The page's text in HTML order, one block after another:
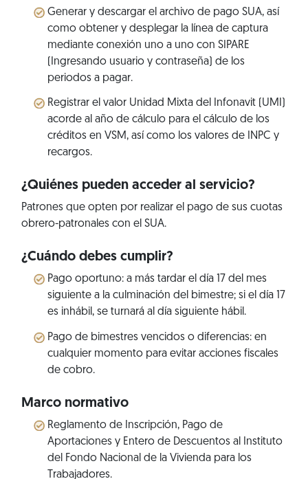
Generar y descargar el archivo de pago SUA, así
como obtener y desplegar la línea de captura
mediante conexión uno a uno con SIPARE
(Ingresando usuario y contraseña) de los
periodos a pagar.
Registrar el valor Unidad Mixta del Infonavit (UMI)
acorde al año de cálculo para el cálculo de los
créditos en VSM, así como los valores de INPC y
recargos.
¿Quiénes pueden acceder al servicio?
Patrones que opten por realizar el pago de sus cuotas
obrero-patronales con el SUA.
¿Cuándo debes cumplir?
Pago oportuno: a más tardar el día 17 del mes
siguiente a la culminación del bimestre; si el día 17
es inhábil, se turnará al día siguiente hábil.
Pago de bimestres vencidos o diferencias: en
cualquier momento para evitar acciones fiscales
de cobro.
Marco normativo
Reglamento de Inscripción, Pago de
Aportaciones y Entero de Descuentos al Instituto
del Fondo Nacional de la Vivienda para los
Trabajadores.